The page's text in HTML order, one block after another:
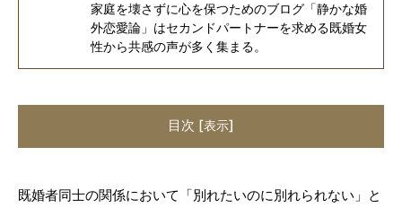
家庭を壊さずに心を保つためのブログ「静かな婚
外恋愛論」はセカンドパートナーを求める既婚女
性から共感の声が多く集まる。
目次 [表示]
既婚者同士の関係において「別れたいのに別れられない」と